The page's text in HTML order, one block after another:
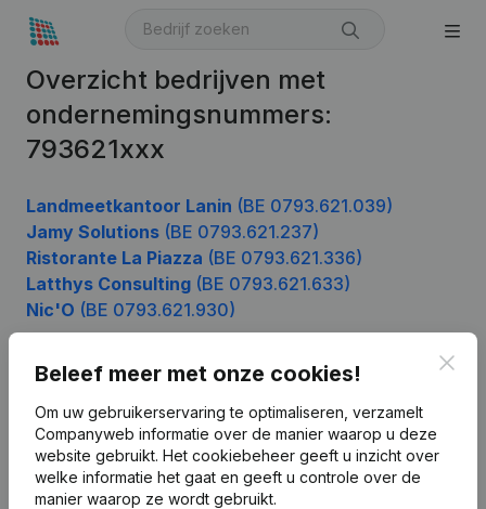
Overzicht bedrijven met
ondernemingsnummers:
793621xxx
Landmeetkantoor Lanin (BE 0793.621.039)
Jamy Solutions (BE 0793.621.237)
Ristorante La Piazza (BE 0793.621.336)
Latthys Consulting (BE 0793.621.633)
Nic'O (BE 0793.621.930)
Beleef meer met onze cookies!
Om uw gebruikerservaring te optimaliseren, verzamelt
Companyweb informatie over de manier waarop u deze
website gebruikt. Het cookiebeheer geeft u inzicht over
welke informatie het gaat en geeft u controle over de
manier waarop ze wordt gebruikt.
Nederlands
Bedrijfsinformatie
Monitoring